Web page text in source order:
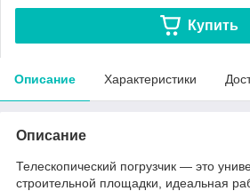
Купить
Описание Характеристики
Описание
Телескопический погрузчик — это
строительной площадки, идеальная